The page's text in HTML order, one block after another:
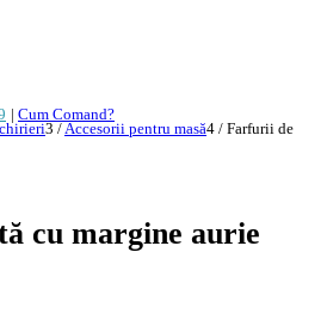
| Cum Comand?
3 /Accesorii pentru masă4 / Farfurii de
cu margine aurie